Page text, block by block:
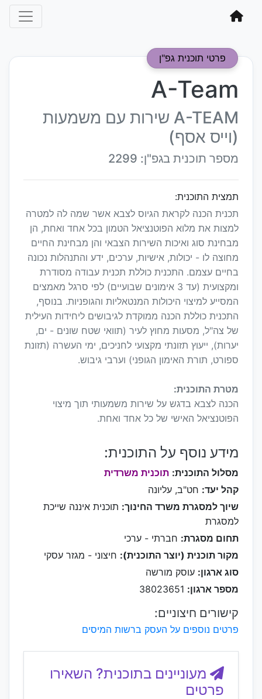
פרטי תוכנית גפ"ן
A-Team
A-TEAM שירות עם משמעות
(וייס אסף)
מספר תוכנית בגפ"ן: 2299
תמצית התוכנית:
תכנית הכנה לקראת הגיוס לצבא אשר שמה לה למטרה
למצות את מלוא הפוטנציאל הטמון בכל אחד ואחת, הן
מבחינת סוג ואיכות השירות הצבאי והן מבחינת החיים
מחוצה לו - יכולות, אישיות, ערכים, ידע והתנהלות נכונה
בחיים עצמם. התכנית כוללת תכנית עבודה מסודרת
ומקצועית (עד 3 אימונים שבועיים) לפי סרגל מאמצים
המסייע למיצוי היכולות המנטאליות והגופניות. בנוסף,
התכנית כוללת הכנה ממוקדת לגיבושים ליחידות העילית
של צה"ל, מסעות מחוץ לעיר (תוואי שטח שונים - ים,
יערות), ייעוץ תזונתי מקצועי לחניכים, ימי העשרה (תזונת
ספורט, תורת האימון הגופני) וערבי גיבוש.
מטרת התוכנית:
הכנה לצבא בדגש על שירות משמעותי תוך מיצוי
הפוטנציאל האישי של כל אחד ואחת.
מידע נוסף על התוכנית:
מסלול התוכנית: תוכנית משרדית
קהל יעד: חט"ב, עליונה
שיוך למסגרת משרד החינוך: תוכנית איננה שייכת
למסגרת
תחום מסגרת: חברתי - ערכי
מקור תוכנית (יוצר התוכנית): חיצוני - מגזר עסקי
סוג ארגון: עוסק מורשה
מספר ארגון:
קישורים חיצוניים:
פרטים נוספים על העסק ברשות המיסים
מעוניינים בתוכנית? השאירו
פרטים